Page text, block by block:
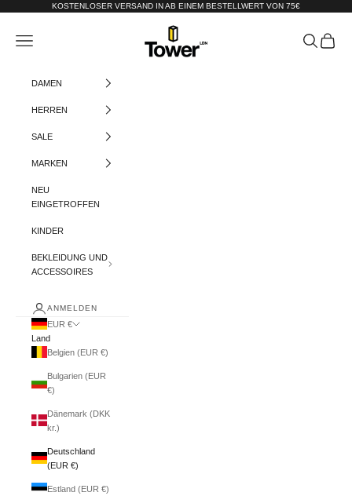
Zum Inhalt springenKOSTENLOSER VERSAND IN AB EINEM BESTELLWERT VON 75€
Tower-London.De
Menü Suchen
DAMEN
HERREN
SALE
MARKEN
NEU
EINGETROFFEN
KINDER
BEKLEIDUNG UND
ACCESSOIRES
ANMELDEN
EUR €
Land
Belgien (EUR €)
Bulgarien (EUR
€)
Dänemark (DKK
kr.)
Deutschland
(EUR €)
Estland (EUR €)